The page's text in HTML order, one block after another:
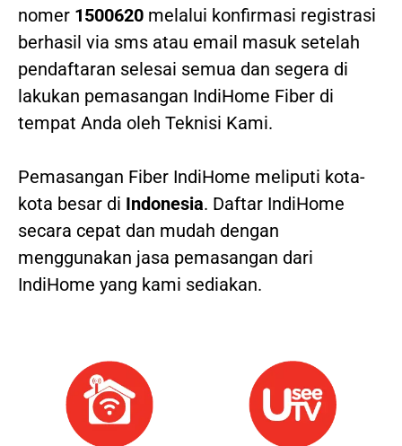
nomer 1500620 melalui konfirmasi registrasi
berhasil via sms atau email masuk setelah
pendaftaran selesai semua dan segera di
lakukan pemasangan IndiHome Fiber di
tempat Anda oleh Teknisi Kami.
Pemasangan Fiber IndiHome meliputi kota-
kota besar di Indonesia. Daftar IndiHome
secara cepat dan mudah dengan
menggunakan jasa pemasangan dari
IndiHome yang kami sediakan.